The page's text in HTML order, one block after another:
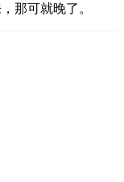
那可就晚了。